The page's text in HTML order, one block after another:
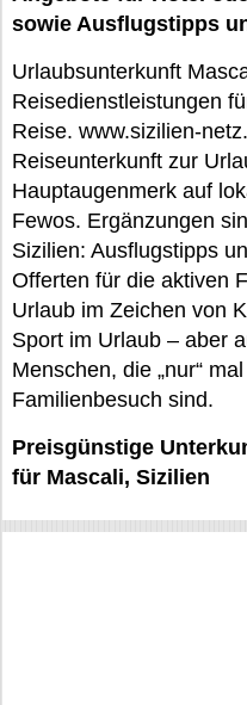
sowie Ausflugstipps
Urlaubsunterkunft
Reisedienstleistungen
Reise. www.sizilien-
Reiseunterkunft zur
Hauptaugenmerk auf
Fewos. Ergänzungen
Sizilien: Ausflugstipps
Offerten für die aktiven
Urlaub im Zeichen von
Sport im Urlaub – aber
Menschen, die „nur“
Familienbesuch sind.
Preisgünstige
für Mascali, Sizilien